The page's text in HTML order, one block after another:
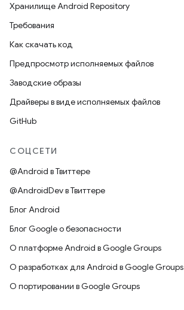
Хранилище Android Repository
Требования
Как скачать код
Предпросмотр исполняемых файлов
Заводские образы
Драйверы в виде исполняемых файлов
GitHub
СОЦСЕТИ
@Android в Твиттере
@AndroidDev в Твиттере
Блог Android
Блог Google о безопасности
О платформе Android в Google Groups
О разработках для Android в Google Groups
О портировании в Google Groups